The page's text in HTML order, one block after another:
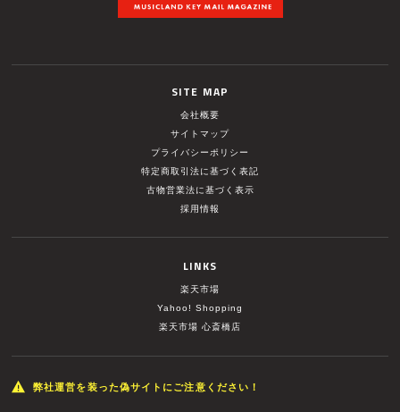
SITE MAP
会社概要
サイトマップ
プライバシーポリシー
特定商取引法に基づく表記
古物営業法に基づく表示
採用情報
LINKS
楽天市場
Yahoo! Shopping
楽天市場 心斎橋店
弊社運営を装った偽サイトにご注意ください！